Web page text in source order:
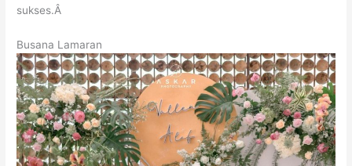
sukses.Â
Busana Lamaran